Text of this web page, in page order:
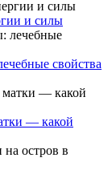
и силы
свойства
— какой